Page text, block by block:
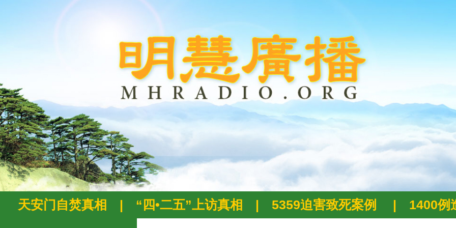
天安门自焚真相 | “四•二五”上访真相 | 5359迫害致死案例 | 1400例